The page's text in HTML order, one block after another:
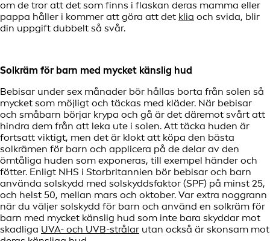
om de tror att det som finns i flaskan deras mamma eller
pappa håller i kommer att göra att det klia och svida, blir
din uppgift dubbelt så svår.
Solkräm för barn med mycket känslig hud
Bebisar under sex månader bör hållas borta från solen så
mycket som möjligt och täckas med kläder. När bebisar
och småbarn börjar krypa och gå är det däremot svårt att
hindra dem från att leka ute i solen. Att täcka huden är
fortsatt viktigt, men det är klokt att köpa den bästa
solkrämen för barn och applicera på de delar av den
ömtåliga huden som exponeras, till exempel händer och
fötter. Enligt NHS i Storbritannien bör bebisar och barn
använda solskydd med solskyddsfaktor (SPF) på minst 25,
och helst 50, mellan mars och oktober. Var extra noggrann
när du väljer solskydd för barn och använd en solkräm för
barn med mycket känslig hud som inte bara skyddar mot
skadliga UVA- och UVB-strålar utan också är skonsam mot